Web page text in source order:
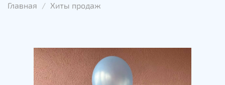
Главная Хиты продаж